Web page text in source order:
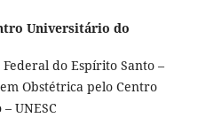
Universitário do
do Espírito Santo –
Obstétrica pelo Centro
UNESC